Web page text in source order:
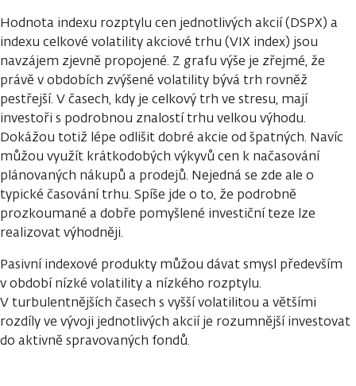
Hodnota indexu rozptylu cen jednotlivých akcií (DSPX) a
indexu celkové volatility akciové trhu (VIX index) jsou
navzájem zjevně propojené. Z grafu výše je zřejmé, že
právě v obdobích zvýšené volatility bývá trh rovněž
pestřejší. V časech, kdy je celkový trh ve stresu, mají
investoři s podrobnou znalostí trhu velkou výhodu.
Dokážou totiž lépe odlišit dobré akcie od špatných. Navíc
můžou využít krátkodobých výkyvů cen k načasování
plánovaných nákupů a prodejů. Nejedná se zde ale o
typické časování trhu. Spíše jde o to, že podrobně
prozkoumané a dobře pomyšlené investiční teze lze
realizovat výhodněji.
Pasivní indexové produkty můžou dávat smysl především
v období nízké volatility a nízkého rozptylu.
V turbulentnějších časech s vyšší volatilitou a většími
rozdíly ve vývoji jednotlivých akcií je rozumnější investovat
do aktivně spravovaných fondů.